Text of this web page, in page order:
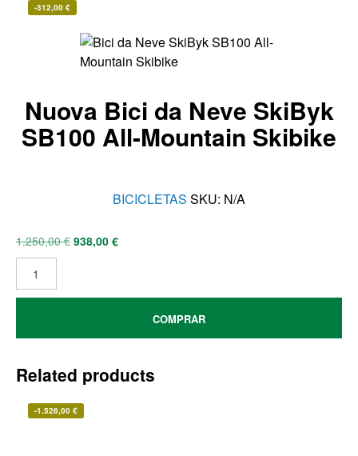
-312,00 €
Nuova Bici da Neve SkiByk
SB100 All-Mountain Skibike
BICICLETAS SKU: N/A
1.250,00€ 938,00 €
COMPRAR
Related products
-1.526,00 €